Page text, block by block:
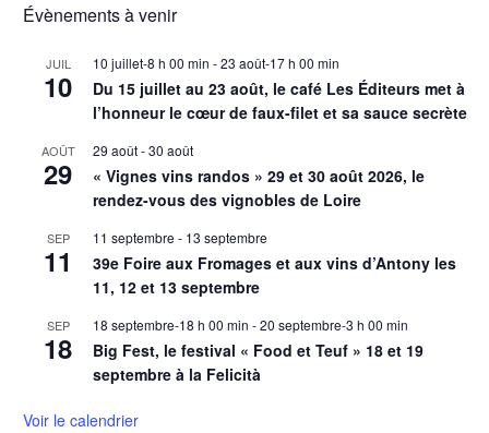
Évènements à venir
JUIL
10
10 juillet-8 h 00 min -23 août-17 h 00 min
Du 15 juillet au 23 août, le café Les Éditeurs met à
l’honneur le cœur de faux-filet et sa sauce secrète
AOÛT
29
29 août-30 août
« Vignes vins randos » 29 et 30 août 2026, le
rendez-vous des vignobles de Loire
SEP
11
11 septembre - 13 septembre
39e Foire aux Fromages et aux vins d’Antony les
11, 12 et 13 septembre
SEP
18
18 septembre-18 h 00 min -20 septembre-3 h 00 min
Big Fest, le festival « Food et Teuf » 18 et 19
septembre à la Felicità
Voir le calendrier